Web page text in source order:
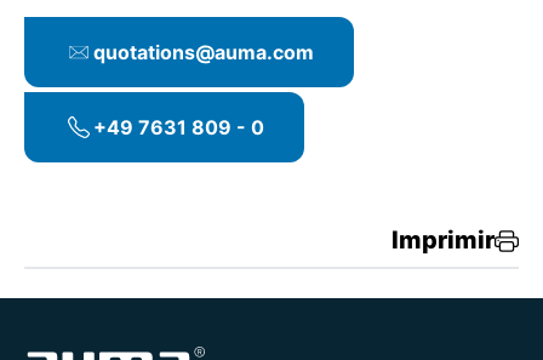
quotations@auma.com
+49 7631 809 - 0
Imprimir